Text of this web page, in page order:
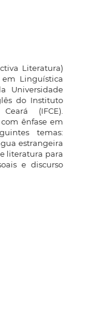
Literatura)
Linguística
Universidade
do Instituto
(IFCE).
ênfase em
temas:
estrangeira
literatura para
e discurso